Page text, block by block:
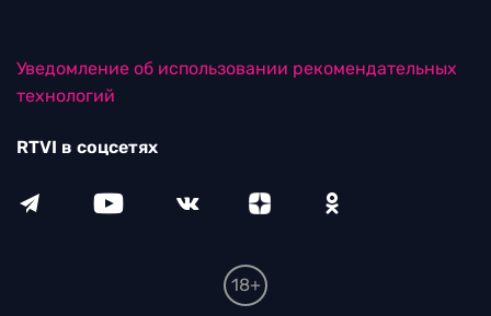
Уведомление об использовании рекомендательных
технологий
RTVI в соцсетях
18+